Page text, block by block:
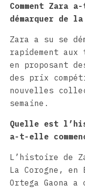
Comment Zara
démarquer de
Zara a su se
rapidement aux
en proposant
des prix
nouvelles
semaine.
Quelle est
a-t-elle
L’histoire de
La Corogne, en
Ortega Gaona